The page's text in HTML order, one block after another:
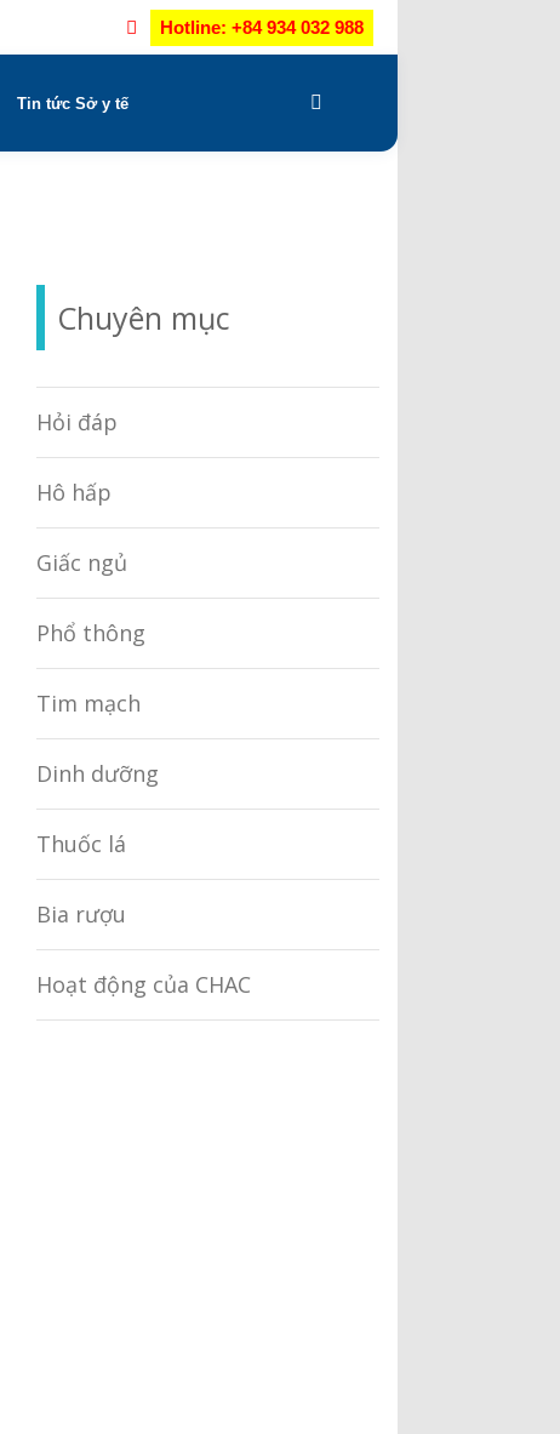
Hotline: +84 934 032 988
Tin tức Sở y tế
Chuyên mục
Hỏi đáp
Hô hấp
Giấc ngủ
Phổ thông
Tim mạch
Dinh dưỡng
Thuốc lá
Bia rượu
Hoạt động của CHAC